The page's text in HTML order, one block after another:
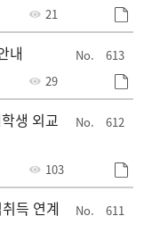
21
613
내
29
612
생 외교
103
611
득 연계